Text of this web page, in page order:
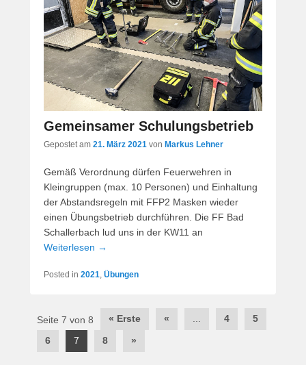
Gemeinsamer Schulungsbetrieb
Gepostet am 21. März 2021 von Markus Lehner
Gemäß Verordnung dürfen Feuerwehren in
Kleingruppen (max. 10 Personen) und Einhaltung
der Abstandsregeln mit FFP2 Masken wieder
einen Übungsbetrieb durchführen. Die FF Bad
Schallerbach lud uns in der KW11 an
Weiterlesen →
Posted in 2021, Übungen
Post
navigation
Seite 7 von 8 « Erste « 4
5
6
7 8 »